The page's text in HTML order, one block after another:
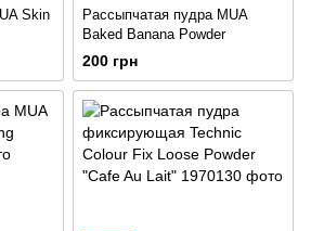
Skin
Рассыпчатая пудра MUA
Baked Banana Powder
200 грн